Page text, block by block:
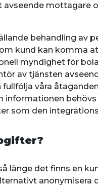
avseende
behandling
kund kan komma
myndighet för
av tjänsten
våra
informationen
som den
länge det finns en